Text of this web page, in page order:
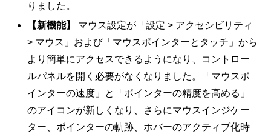
りました。
【新機能】
マウス設定が「設定 > アクセシビリティ
> マウス」および「マウスポインターとタッチ」から
より簡単にアクセスできるようになり、コントロー
ルパネルを開く必要がなくなりました。「マウスポ
インターの速度」と「ポインターの精度を高める」
のアイコンが新しくなり、さらにマウスインジケー
ター、ポインターの軌跡、ホバーのアクティブ化時